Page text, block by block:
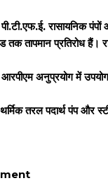
रासायनिक पंपों
तापमान प्रतिरोध हैं।
अनुप्रयोग में
थर्मिक तरल पदार्थ पंप और